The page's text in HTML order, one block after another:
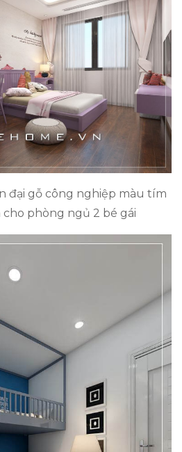
đại gỗ công nghiệp màu tím
phòng ngủ 2 bé gái